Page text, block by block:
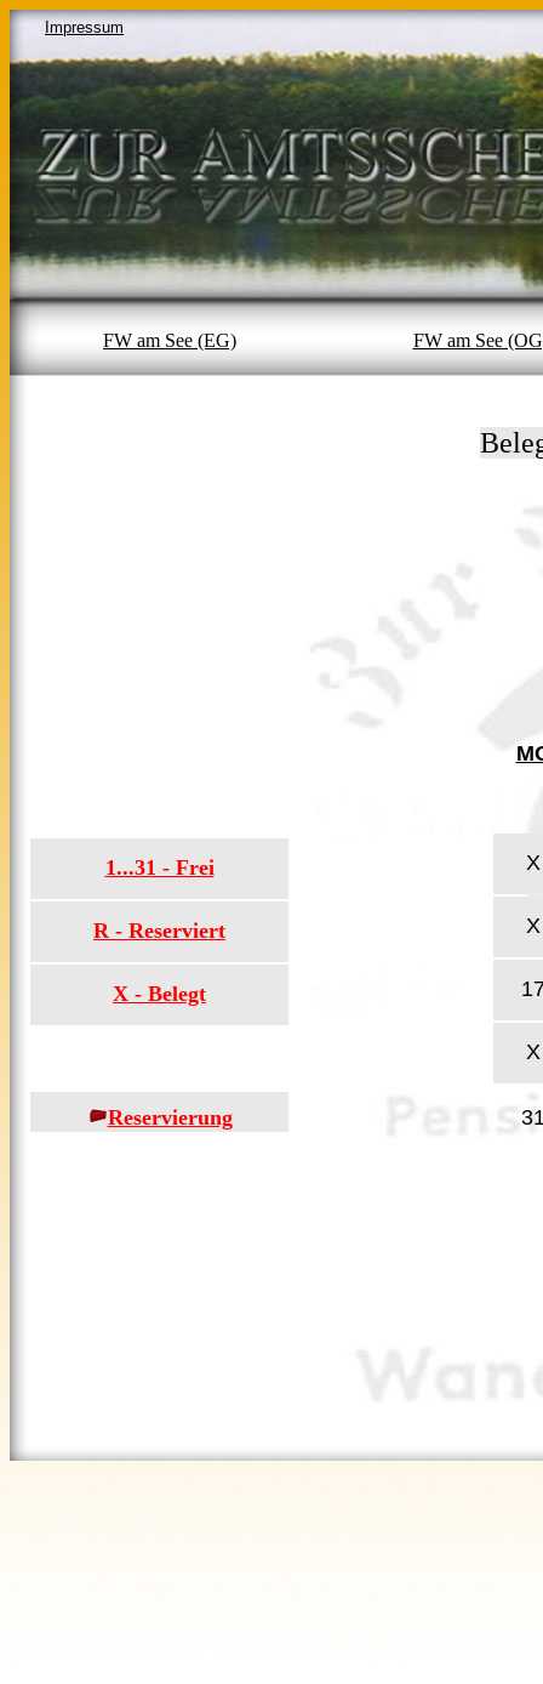
Impressum
FW am See (EG) FW am See
1...31 - Frei
R - Reserviert
X - Belegt
Reservierung
X
X
X